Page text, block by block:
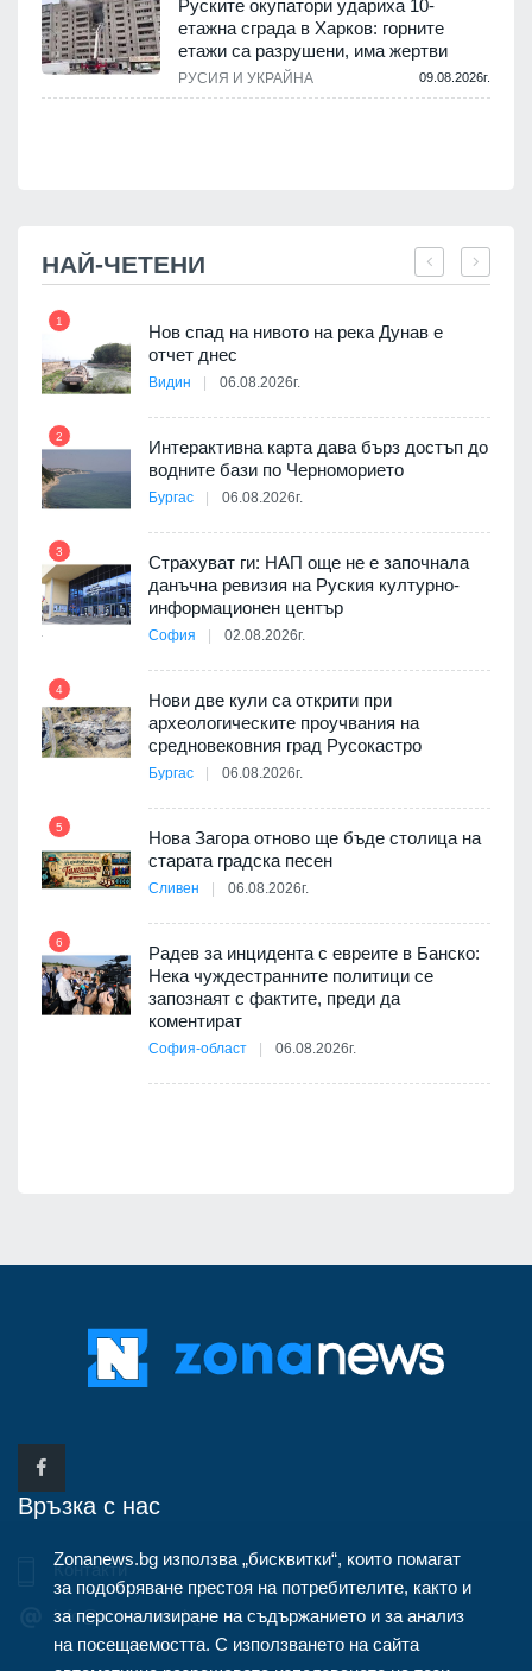
Руските окупатори удариха 10-
етажна сграда в Харков: горните
етажи са разрушени, има жертви
РУСИЯ И УКРАЙНА 09.08.2026г.
НАЙ-ЧЕТЕНИ
1
Нов спад на нивото на река Дунав е
отчет днес
Видин 06.08.2026г.
2
Интерактивна карта дава бърз достъп до
водните бази по Черноморието
Бургас 06.08.2026г.
3
Страхуват ги: НАП още не е започнала
данъчна ревизия на Руския културно-
информационен център
София 02.08.2026г.
4
Нови две кули са открити при
археологическите проучвания на
средновековния град Русокастро
Бургас 06.08.2026г.
5
Нова Загора отново ще бъде столица на
старата градска песен
Сливен 06.08.2026г.
6
Радев за инцидента с евреите в Банско:
Нека чуждестранните политици се
запознаят с фактите, преди да
коментират
София-област 06.08.2026г.
Връзка с нас
Контакти
info@zonanews.bg
Zonanews.bg използва „бисквитки“, които помагат
за подобряване престоя на потребителите, както и
за персонализиране на съдържанието и за анализ
на посещаемостта. С използването на сайта